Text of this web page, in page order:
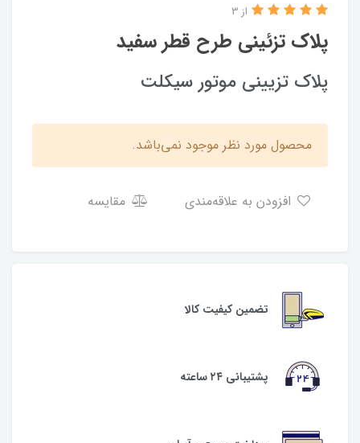
پلاک تزئینی طرح قطر سفید
از 3
پلاک تزیینی موتور سیکلت
محصول مورد نظر موجود نمی‌باشد.
مقایسه
تضمین کیفیت کالا
پشتیبانی ۲۴ ساعته